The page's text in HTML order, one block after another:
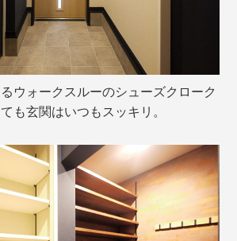
ウォークスルーのシューズクローク
も玄関はいつもスッキリ。